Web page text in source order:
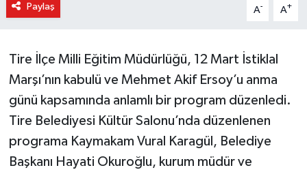
Paylaş A- A+
Tire İlçe Milli Eğitim Müdürlüğü, 12 Mart İstiklal
Marşı’nın kabulü ve Mehmet Akif Ersoy’u anma
günü kapsamında anlamlı bir program düzenledi.
Tire Belediyesi Kültür Salonu’nda düzenlenen
programa Kaymakam Vural Karagül, Belediye
Başkanı Hayati Okuroğlu, kurum müdür ve